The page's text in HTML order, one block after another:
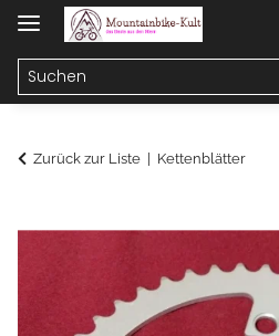
Zurück zur Liste Kettenblätter